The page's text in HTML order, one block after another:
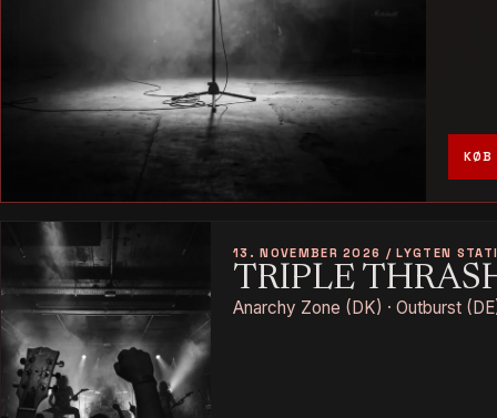
KØB
13. NOVEMBER 2026 / LYGTEN
TRIPLE
Anarchy Zone (DK) · Outburst